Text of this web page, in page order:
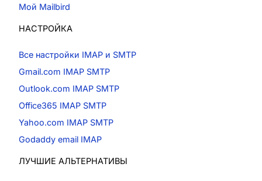
Мой Mailbird
НАСТРОЙКА
Все настройки IMAP и SMTP
Gmail.com IMAP SMTP
Outlook.com IMAP SMTP
Office365 IMAP SMTP
Yahoo.com IMAP SMTP
Godaddy email IMAP
ЛУЧШИЕ АЛЬТЕРНАТИВЫ